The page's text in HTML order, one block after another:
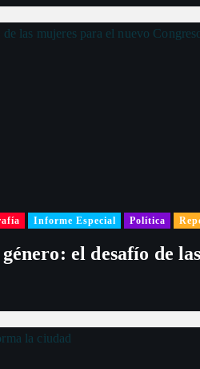
Informe Especial Política
el desafío de